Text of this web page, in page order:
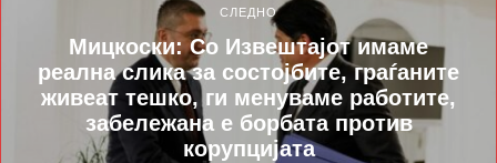
СЛЕДНО
Мицкоски: Со Извештајот имаме
реална слика за состојбите, граѓаните
живеат тешко, ги менуваме работите,
забележана е борбата против
корупцијата